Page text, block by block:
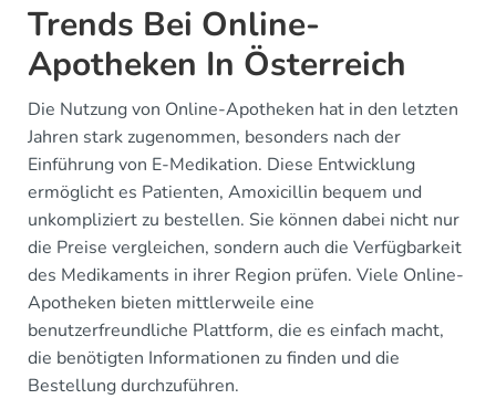
Trends Bei Online-
Apotheken In Österreich
Die Nutzung von Online-Apotheken hat in den letzten
Jahren stark zugenommen, besonders nach der
Einführung von E-Medikation. Diese Entwicklung
ermöglicht es Patienten, Amoxicillin bequem und
unkompliziert zu bestellen. Sie können dabei nicht nur
die Preise vergleichen, sondern auch die Verfügbarkeit
des Medikaments in ihrer Region prüfen. Viele Online-
Apotheken bieten mittlerweile eine
benutzerfreundliche Plattform, die es einfach macht,
die benötigten Informationen zu finden und die
Bestellung durchzuführen.